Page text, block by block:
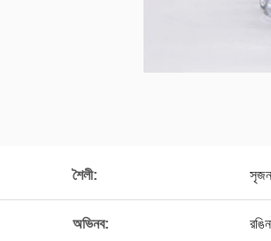
শৈলী:
অভিনব: রঙিন